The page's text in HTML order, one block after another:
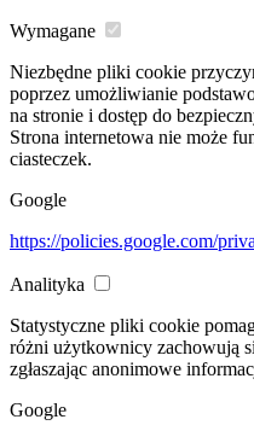
Wymagane
Niezbędne pliki cookie
poprzez umożliwianie
na stronie i dostęp do
Strona internetowa nie może
ciasteczek.
Google
https://policies.google.com/
Analityka
Statystyczne pliki cookie
różni użytkownicy zachowują
zgłaszając anonimowe
Google